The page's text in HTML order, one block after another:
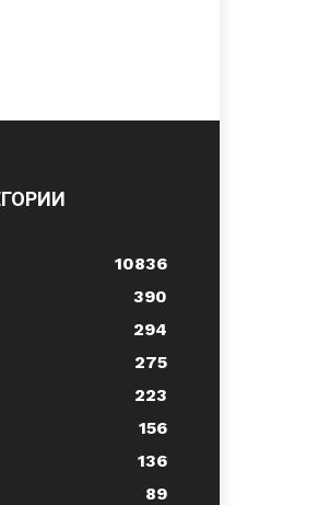
10836
390
294
275
223
156
136
89